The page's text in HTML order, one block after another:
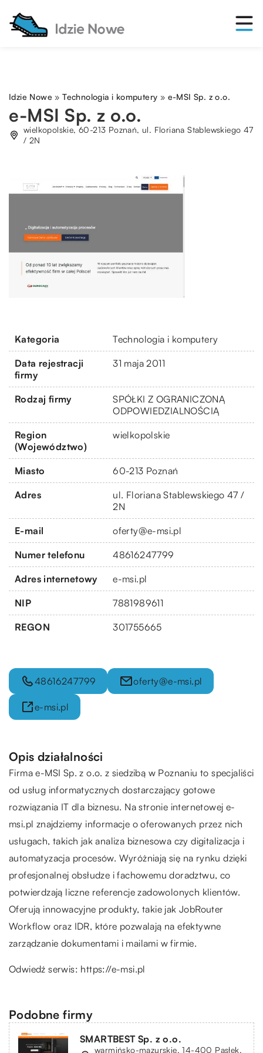
Idzie Nowe »Technologia i komputery » e-MSI Sp. z o.o.
e-MSI Sp. z o.o.
wielkopolskie, 60-213 Poznań, ul. Floriana Stablewskiego 47
/ 2N
Kategoria Technologia i komputery
Data rejestracji
firmy
31 maja 2011
Rodzaj firmy
SPÓŁKI Z OGRANICZONĄ
ODPOWIEDZIALNOŚCIĄ
Region
(Województwo)
wielkopolskie
Miasto 60-213 Poznań
Adres
ul. Floriana Stablewskiego 47 /
2N
E-mail oferty@e-msi.pl
Numer telefonu 48616247799
Adres internetowy e-msi.pl
NIP 7881989611
REGON 301755665
48616247799 oferty@e-msi.pl
e-msi.pl
Opis działalności
Firma e-MSI Sp. z o.o. z siedzibą w Poznaniu to specjaliści
od usług informatycznych dostarczający gotowe
rozwiązania IT dla biznesu. Na stronie internetowej e-
msi.pl znajdziemy informacje o oferowanych przez nich
usługach, takich jak analiza biznesowa czy digitalizacja i
automatyzacja procesów. Wyróżniają się na rynku dzięki
profesjonalnej obsłudze i fachowemu doradztwu, co
potwierdzają liczne referencje zadowolonych klientów.
Oferują innowacyjne produkty, takie jak JobRouter
Workflow oraz IDR, które pozwalają na efektywne
zarządzanie dokumentami i mailami w firmie.
Odwiedź serwis: https://e-msi.pl
Podobne firmy
SMARTBEST Sp. z o.o.
warmińsko-mazurskie, 14-400 Pasłęk,